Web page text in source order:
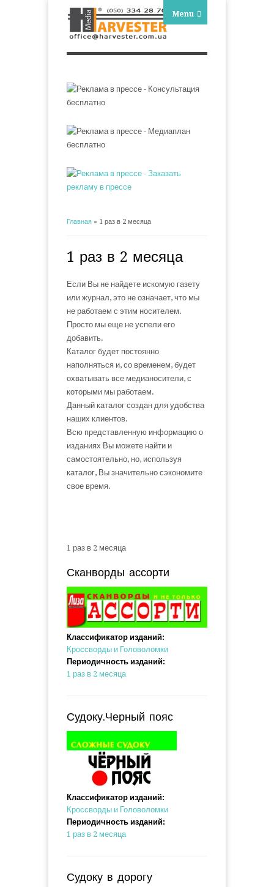
Menu
Главная » 1 раз в 2 месяца
1 раз в 2 месяца
Если Вы не найдете искомую газету
или журнал, это не означает, что мы
не работаем с этим носителем.
Просто мы еще не успели его
добавить.
Каталог будет постоянно
наполняться и, со временем, будет
охватывать все медианосители, с
которыми мы работаем.
Данный каталог создан для удобства
наших клиентов.
Всю представленную информацию о
изданиях Вы можете найти и
самостоятельно, но, используя
каталог, Вы значительно сэкономите
свое время.
1 раз в 2 месяца
Сканворды ассорти
Классификатор изданий:
Кроссворды и Головоломки
Периодичность изданий:
1 раз в 2 месяца
Судоку.Черный пояс
Классификатор изданий:
Кроссворды и Головоломки
Периодичность изданий:
1 раз в 2 месяца
Судоку в дорогу